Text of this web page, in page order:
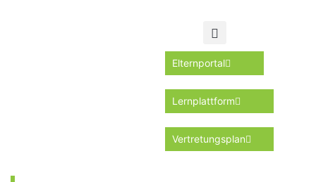
Elternportal
Lernplattform
Vertretungsplan